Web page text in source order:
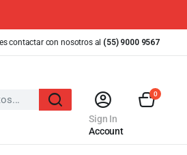
contactar con nosotros al (55) 9000 9567
Sign In
Account
0